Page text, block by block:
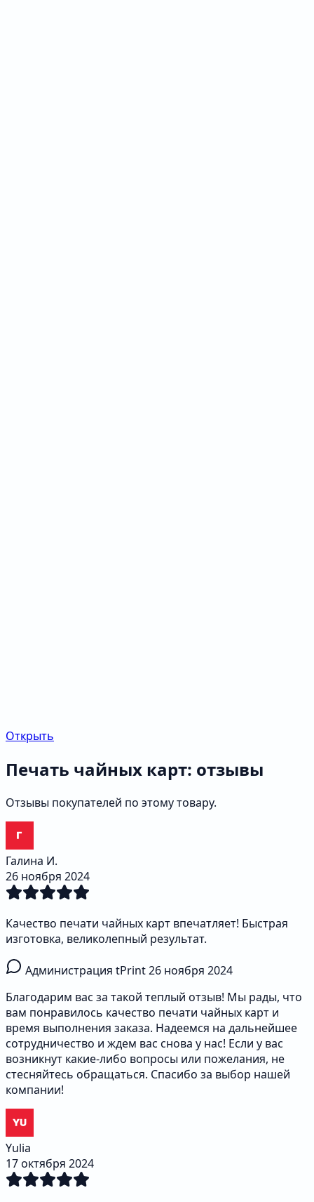
Открыть
Печать чайных карт: отзывы
Отзывы покупателей по этому товару.
Галина И.
26 ноября 2024
Качество печати чайных карт впечатляет! Быстрая
изготовка, великолепный результат.
Администрация tPrint26 ноября 2024
Благодарим вас за такой теплый отзыв! Мы рады, что
вам понравилось качество печати чайных карт и
время выполнения заказа. Надеемся на дальнейшее
сотрудничество и ждем вас снова у нас! Если у вас
возникнут какие-либо вопросы или пожелания, не
стесняйтесь обращаться. Спасибо за выбор нашей
компании!
Yulia
17 октября 2024